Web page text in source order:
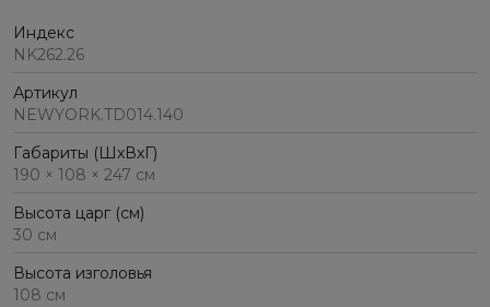
Индекс
NK262.26
Артикул
NEWYORK.TD014.140
Габариты (ШхВхГ)
190 × 108 × 247 см
Высота царг (см)
30 см
Высота изголовья
108 см